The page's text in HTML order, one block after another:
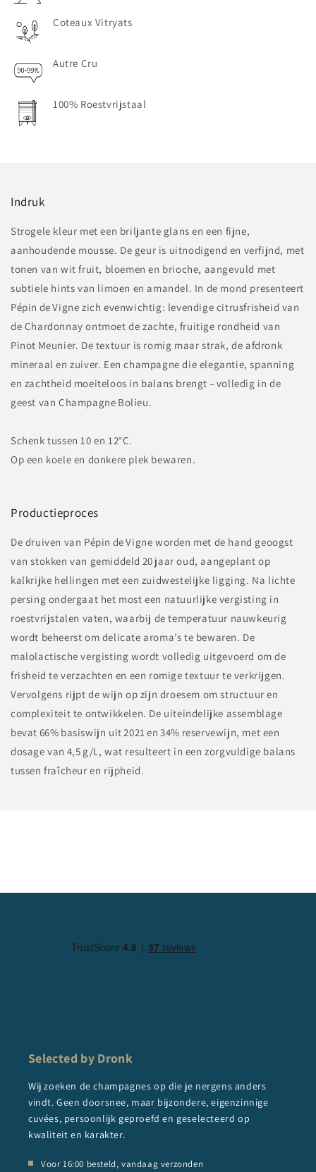
Coteaux Vitryats
Autre Cru
100% Roestvrijstaal
Indruk
Strogele kleur met een briljante glans en een fijne,
aanhoudende mousse. De geur is uitnodigend en verfijnd, met
tonen van wit fruit, bloemen en brioche, aangevuld met
subtiele hints van limoen en amandel. In de mond presenteert
Pépin de Vigne zich evenwichtig: levendige citrusfrisheid van
de Chardonnay ontmoet de zachte, fruitige rondheid van
Pinot Meunier. De textuur is romig maar strak, de afdronk
mineraal en zuiver. Een champagne die elegantie, spanning
en zachtheid moeiteloos in balans brengt – volledig in de
geest van Champagne Bolieu.
Schenk tussen 10 en 12°C.
Op een koele en donkere plek bewaren.
Productieproces
De druiven van Pépin de Vigne worden met de hand geoogst
van stokken van gemiddeld 20 jaar oud, aangeplant op
kalkrijke hellingen met een zuidwestelijke ligging. Na lichte
persing ondergaat het most een natuurlijke vergisting in
roestvrijstalen vaten, waarbij de temperatuur nauwkeurig
wordt beheerst om delicate aroma’s te bewaren. De
malolactische vergisting wordt volledig uitgevoerd om de
frisheid te verzachten en een romige textuur te verkrijgen.
Vervolgens rijpt de wijn op zijn droesem om structuur en
complexiteit te ontwikkelen. De uiteindelijke assemblage
bevat 66% basiswijn uit 2021 en 34% reservewijn, met een
dosage van 4,5 g/L, wat resulteert in een zorgvuldige balans
tussen fraîcheur en rijpheid.
Selected by Dronk
Wij zoeken de champagnes op die je nergens anders
vindt. Geen doorsnee, maar bijzondere, eigenzinnige
cuvées, persoonlijk geproefd en geselecteerd op
kwaliteit en karakter.
Voor 16:00 besteld, vandaag verzonden